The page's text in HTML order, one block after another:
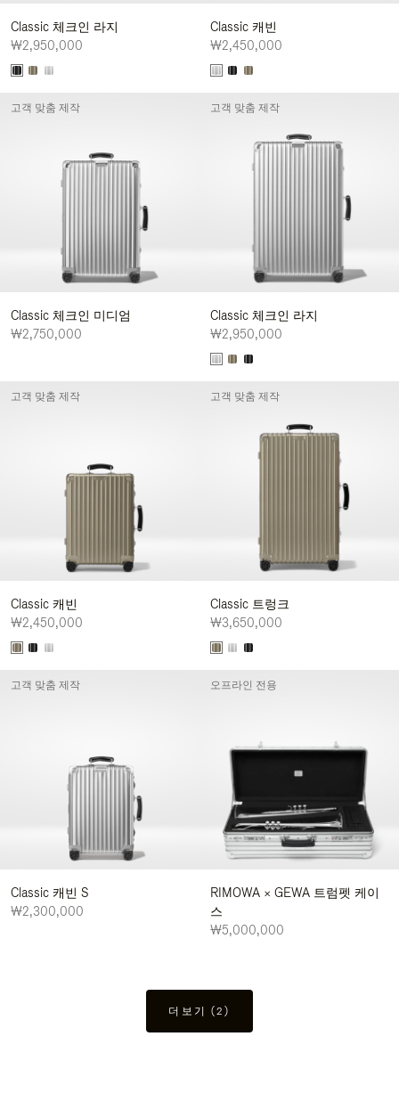
Classic 체크인 라지
₩2,950,000
Classic 캐빈
₩2,450,000
Classic 체크인 미디엄
₩2,750,000
고객 맞춤 제작
Classic 체크인 라지
₩2,950,000
고객 맞춤 제작
Classic 캐빈
₩2,450,000
고객 맞춤 제작
Classic 트렁크
₩3,650,000
고객 맞춤 제작
Classic 캐빈 S
₩2,300,000
고객 맞춤 제작
RIMOWA × GEWA 트럼펫 케이
스
₩5,000,000
오프라인 전용
더보기 (2)